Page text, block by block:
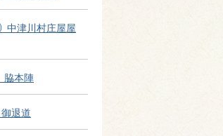
中津川村庄屋屋
脇本陣
退道